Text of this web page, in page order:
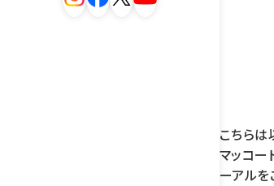
こちらは
マッコー
ーアルを